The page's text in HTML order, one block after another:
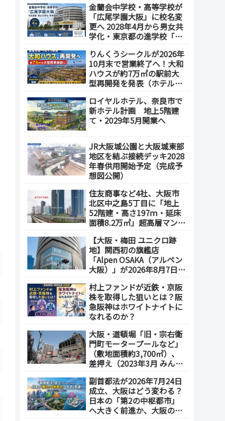
業施設も開発へ【2032年以
降開業】
金蘭会中学校・高等学校が
「広尾学園大阪」に校名変
更へ 2028年4月から男女共
学化・東京都の進学校「広
りんくうシークルが2026年
10月末で営業終了へ！大和
ハウスが約7万㎡の駅前大
型再開発を発表（ホテル開
ロイヤルホテル、奈良市で
新ホテル計画 地上5階建
て・2029年5月開業へ
JR大阪城公園と大阪城東部
地区を結ぶ接続デッキ2028
年春供用開始予定（完成予
想図公開）
住友商事など4社、大阪市
北区中之島5丁目に「地上
52階建・高さ197ｍ・延床
面積8.2万㎡」超高層マンシ
竣工
【大阪・梅田 ユニクロ跡
地】関西初の旗艦店
「Alpen OSAKA（アルペン
大阪）」が2026年8月7日オ
の体験型スポーツ専門店が
誕生
村上ファンドが近鉄・京阪
株を取得した狙いとは？阪
急阪神はホワイトナイトに
なれるのか？
大阪・道頓堀「旧・宗右衛
門町モータープールなど」
（敷地面積約3,700㎡）、
差押え（2023年3月 みんな
得）
副首都法が2026年7月24日
成立、大阪はどう変わる？
日本の「第2の中枢都市」
へ大きく前進か、大阪の5